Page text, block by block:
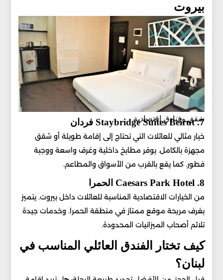
بيروت
شقق وفنادق اقتصادية
7. Staybridge Suites Beirut فردان
خيار مثالي للعائلات التي تحتاج إلى إقامة طويلة أو شقق
مجهزة بالكامل. يوفر مطابخ داخلية وغرف واسعة ووجبة
فطور. كما يقع بالقرب من الأسواق والمطاعم.
8. Caesars Park Hotel الحمرا
من الخيارات الاقتصادية المناسبة للعائلات داخل بيروت. يتميز
بغرف مريحة موقع ممتاز في منطقة الحمرا. وخدمات جيدة
تلائم أصحاب الميزانيات المحدودة.
كيف تختار الفندق العائلي المناسب في
لبنان؟